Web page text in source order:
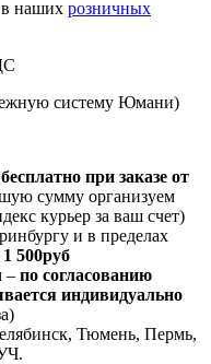
наших розничных
систему Юмани)
бесплатно при заказе от
сумму организуем
курьер за ваш счет)
и в пределах
1 500руб
– по согласованию
индивидуально
Тюмень, Пермь,